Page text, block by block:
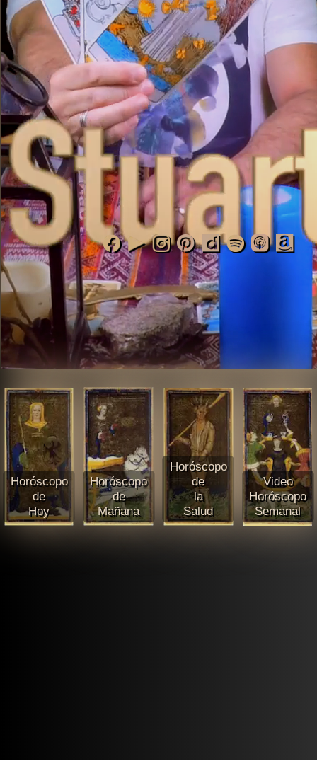
Horóscopo
de
Hoy
Horóscopo
de
Mañana
Horóscopo
de
la
Salud
Video
Horóscopo
Semanal